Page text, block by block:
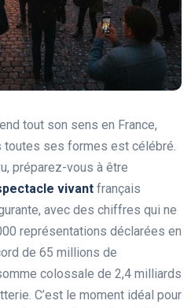
tout son sens en France,
toutes ses formes est célébré.
préparez-vous à être
vivant français
avec des chiffres qui ne
représentations déclarées en
de 65 millions de
colossale de 2,4 milliards
C’est le moment idéal pour